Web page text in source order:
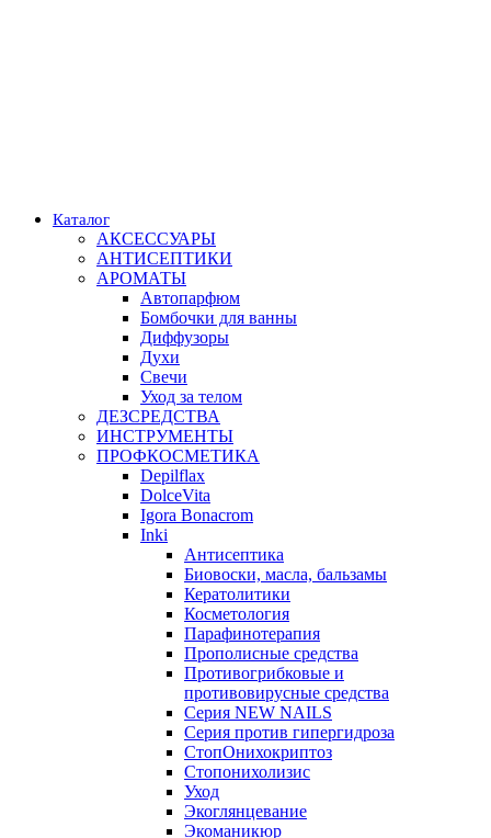
Каталог
АКСЕССУАРЫ
АНТИСЕПТИКИ
АРОМАТЫ
Автопарфюм
Бомбочки для ванны
Диффузоры
Духи
Свечи
Уход за телом
ДЕЗСРЕДСТВА
ИНСТРУМЕНТЫ
ПРОФКОСМЕТИКА
Depilflax
DolceVita
Igora Bonacrom
Inki
Антисептика
Биовоски, масла, бальзамы
Кератолитики
Косметология
Парафинотерапия
Прополисные средства
Противогрибковые и
противовирусные средства
Серия NEW NAILS
Серия против гипергидроза
СтопОнихокриптоз
Стопонихолизис
Уход
Экоглянцевание
Экоманикюр